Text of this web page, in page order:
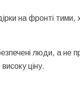
на фронті
люди, а не
ціну.